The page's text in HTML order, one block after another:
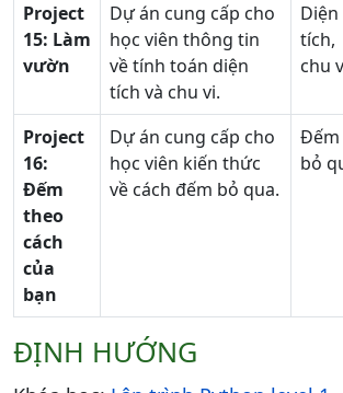
Project
15: Làm
vườn
Dự án cung cấp cho
học viên thông tin
về tính toán diện
tích và chu vi.
Diện
tích,
chu
Project
16:
Đếm
theo
cách
của
bạn
Dự án cung cấp cho
học viên kiến thức
về cách đếm bỏ qua.
Đếm
bỏ
ĐỊNH HƯỚNG